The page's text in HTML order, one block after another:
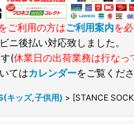
ご利用の方はご利用案内を必
ニ後払い対応致しました。
(休業日の出荷業務は行なっ
てはカレンダーをご覧くださ
キッズ,子供用) > [STANCE